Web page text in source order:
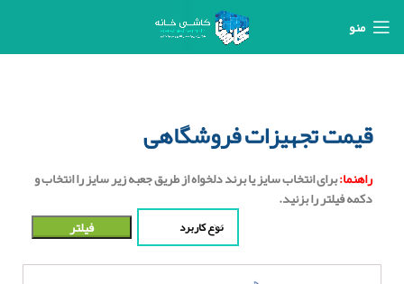
منو
قیمت تجهیزات فروشگاهی
راهنما:برای انتخاب سایز یا برند دلخواه از طریق جعبه زیر سایز را انتخاب و
دکمه فیلتر را بزنید.
نوع کاربرد فیلتر